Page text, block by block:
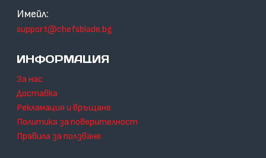
Имейл:
support@chefsblade.bg
ИНФОРМАЦИЯ
За нас
Доставка
Рекламация и връщане
Политика за поверителност
Правила за ползване